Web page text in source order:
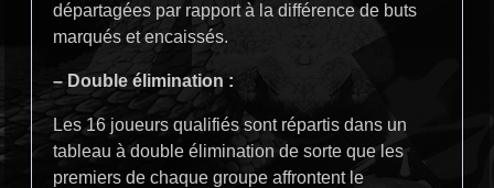
départagées par rapport à la différence de buts
marqués et encaissés.
– Double élimination :
Les 16 joueurs qualifiés sont répartis dans un
tableau à double élimination de sorte que les
premiers de chaque groupe affrontent le